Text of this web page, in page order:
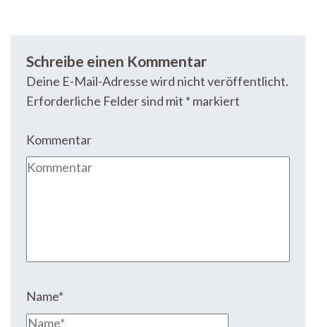
Schreibe einen Kommentar
Deine E-Mail-Adresse wird nicht veröffentlicht.
Erforderliche Felder sind mit * markiert
Kommentar
Name*